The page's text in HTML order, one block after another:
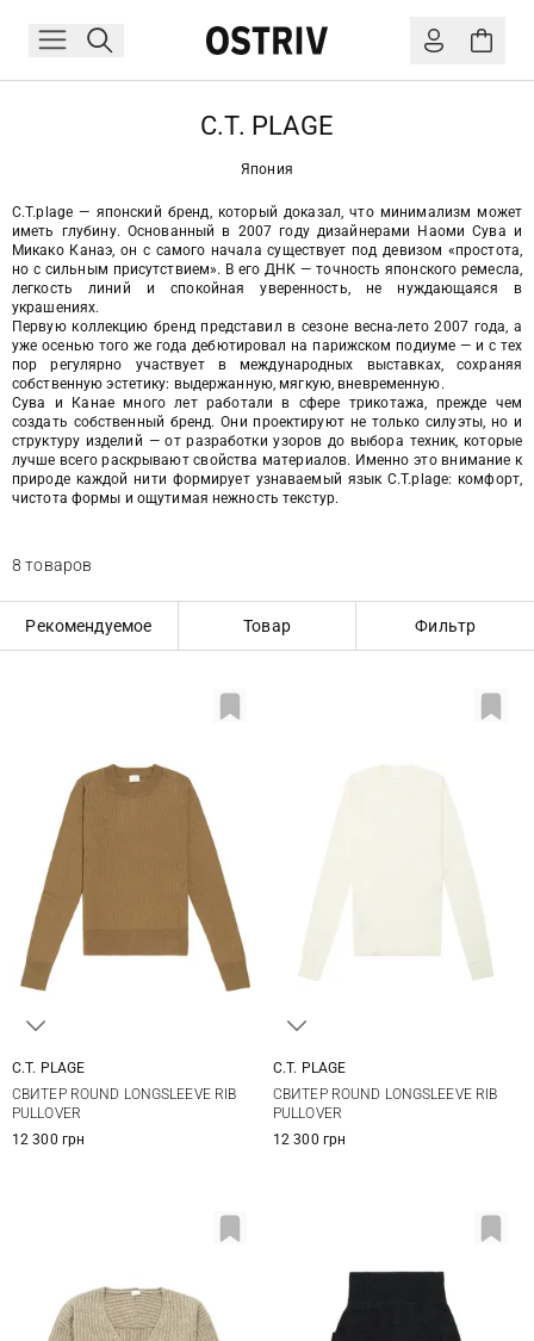
C.T. PLAGE
Япония
C.T.plage — японский бренд, который доказал, что минимализм может
иметь глубину. Основанный в 2007 году дизайнерами Наоми Сува и
Микако Канаэ, он с самого начала существует под девизом «простота,
но с сильным присутствием». В его ДНК — точность японского ремесла,
легкость линий и спокойная уверенность, не нуждающаяся в
украшениях.
Первую коллекцию бренд представил в сезоне весна-лето 2007 года, а
уже осенью того же года дебютировал на парижском подиуме — и с тех
пор регулярно участвует в международных выставках, сохраняя
собственную эстетику: выдержанную, мягкую, вневременную.
Сува и Канае много лет работали в сфере трикотажа, прежде чем
создать собственный бренд. Они проектируют не только силуэты, но и
структуру изделий — от разработки узоров до выбора техник, которые
лучше всего раскрывают свойства материалов. Именно это внимание к
природе каждой нити формирует узнаваемый язык C.T.plage: комфорт,
чистота формы и ощутимая нежность текстур.
8 товаров
Рекомендуемое Товар Фильтр
C.T. PLAGE
СВИТЕР ROUND LONGSLEEVE RIB
PULLOVER
12 300 грн
C.T. PLAGE
СВИТЕР ROUND LONGSLEEVE RIB
PULLOVER
12 300 грн